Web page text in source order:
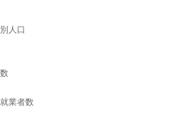
人口
業者数